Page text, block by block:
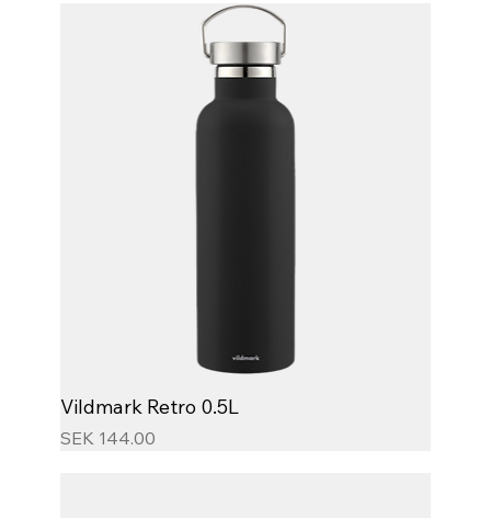
Vildmark Retro 0.5L
Price
SEK 144.00